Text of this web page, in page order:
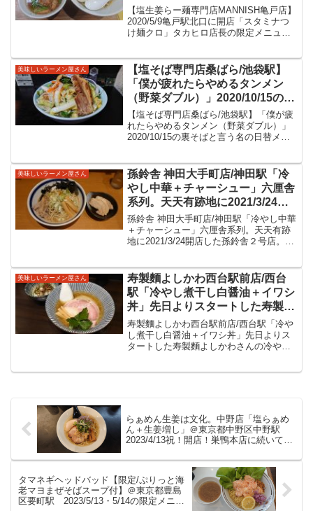
ロ店長の限定メニュー。神田にあ
るマニッシュさんの２号店。ニン
ニクたっぷりでスタミナ満点なつ
【塩生姜らー麺専門店MANNISH亀戸店】
2020/5/9亀戸駅北口に開店「スタミナつ
け麺クロ」タカヒロ店長の限定メニュ
つけ麺をいただきました。【塩生姜らー
麺専門店MAN...
美味しいラーメン屋さん
【塩そば専門店桑ばら/池袋駅】
「僕が疲れたらやめるタンメン
（野菜ダブル）」2020/10/15の裏
そばと言う名の日替メニュー。白
菜などの野菜がどっさりと乗った
美味しいタンメンをいただいてき
【塩そば専門店桑ばら/池袋駅】「僕が疲
れたらやめるタンメン（野菜ダブル）」
2020/10/15の裏そばと言う名の日替メニ
た。【塩そば専門店桑ばら/池袋駅】池袋
駅からサン...
美味しいラーメン屋さん
孫鈴舎 神田大手町店/神田駅「冷
やし中華＋チャーシュー」六厘舎
系列。天天有跡地に2021/3/24開
店した孫鈴舎２号店。2021/6/11
より提供開始の冷やし中華はゴマ
の風味と海苔が印象的な美味しい
孫鈴舎 神田大手町店/神田駅「冷やし中華
＋チャーシュー」六厘舎系列。天天有跡
地に2021/3/24開店した孫鈴舎２号店。
し中華をいただきました。孫鈴舎 神田
大...
美味しいラーメン屋さん
寿製麵よしかわ西台駅前店/西台
駅「冷やし煮干し白醤油＋イワシ
丼」先日よりスタートした寿製麵
よしかわさんの冷やしメニュー。
煮干しなどのダシが良く効いた冷
たいスープに自家製の細い麺が絡
ただきました。
寿製麵よしかわ西台駅前店/西台駅「冷や
し煮干し白醤油＋イワシ丼」先日よりス
タートした寿製麵よしかわさんの冷やし
らぁめん生姜は文化。中野店「塩らぁめ
ん＋生姜増し」＠東京都中野区中野駅
2023/4/13祝！開店！巣鴨本店に続いての
供。細い麺にクリアなスープ、屋号でも
ある生姜が美味しい一杯をいただきまし
た。
タマネギヘッドバッド【限定/ぷりっと海
老マヨまぜそばスープ付】＠東京都豊島
区要町駅 2023/5/13・5/14の限定メニュ